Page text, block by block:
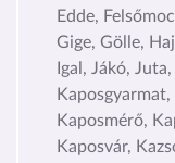
Edde,
Gige, Gölle,
Igal, Jákó,
Kaposmérő,
Kaposvár,